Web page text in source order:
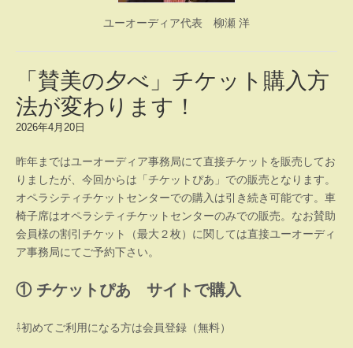
ユーオーディア代表 柳瀬 洋
「賛美の夕べ」チケット購入方
法が変わります！
2026年4月20日
昨年まではユーオーディア事務局にて直接チケットを販売してお
りましたが、今回からは「チケットぴあ」での販売となります。
オペラシティチケットセンターでの購入は引き続き可能です。車
椅子席はオペラシティチケットセンターのみでの販売。なお賛助
会員様の割引チケット（最大２枚）に関しては直接ユーオーディ
ア事務局にてご予約下さい。
① チケットぴあ サイトで購入
⇩初めてご利用になる方は会員登録（無料）